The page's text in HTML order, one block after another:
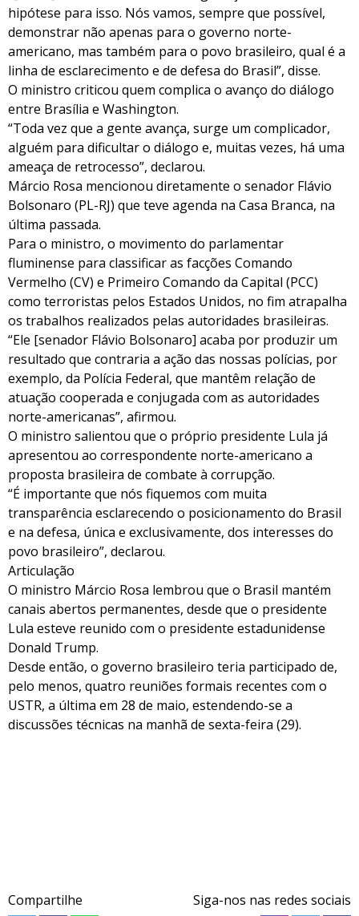
hipótese para isso. Nós vamos, sempre que possível,
demonstrar não apenas para o governo norte-
americano, mas também para o povo brasileiro, qual é a
linha de esclarecimento e de defesa do Brasil”, disse.
O ministro criticou quem complica o avanço do diálogo
entre Brasília e Washington.
“Toda vez que a gente avança, surge um complicador,
alguém para dificultar o diálogo e, muitas vezes, há uma
ameaça de retrocesso”, declarou.
Márcio Rosa mencionou diretamente o senador Flávio
Bolsonaro (PL-RJ) que teve agenda na Casa Branca, na
última passada.
Para o ministro, o movimento do parlamentar
fluminense para classificar as facções Comando
Vermelho (CV) e Primeiro Comando da Capital (PCC)
como terroristas pelos Estados Unidos, no fim atrapalha
os trabalhos realizados pelas autoridades brasileiras.
“Ele [senador Flávio Bolsonaro] acaba por produzir um
resultado que contraria a ação das nossas polícias, por
exemplo, da Polícia Federal, que mantêm relação de
atuação cooperada e conjugada com as autoridades
norte-americanas”, afirmou.
O ministro salientou que o próprio presidente Lula já
apresentou ao correspondente norte-americano a
proposta brasileira de combate à corrupção.
“É importante que nós fiquemos com muita
transparência esclarecendo o posicionamento do Brasil
e na defesa, única e exclusivamente, dos interesses do
povo brasileiro”, declarou.
Articulação
O ministro Márcio Rosa lembrou que o Brasil mantém
canais abertos permanentes, desde que o presidente
Lula esteve reunido com o presidente estadunidense
Donald Trump.
Desde então, o governo brasileiro teria participado de,
pelo menos, quatro reuniões formais recentes com o
USTR, a última em 28 de maio, estendendo-se a
discussões técnicas na manhã de sexta-feira (29).
Compartilhe Siga-nos nas redes sociais